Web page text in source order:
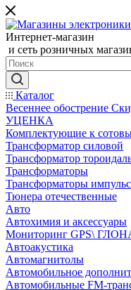
Интернет-магазин
и сеть розничных
Каталог
Весеннее обострение
УЦЕНКА
Комплектующие к
Трансформатор силовой
Трансформатор
Трансформаторы
Трансформаторы
Тюнера отечественные
Авто
Автохимия и аксессуары
Мониторинг GPS\
Автоакустика
Автомагнитолы
Автомобильное
Автомобильные FM-